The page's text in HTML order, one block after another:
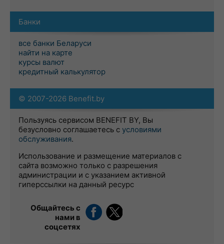
Банки
все банки Беларуси
найти на карте
курсы валют
кредитный калькулятор
© 2007-2026 Benefit.by
Пользуясь сервисом BENEFIT BY, Вы
безусловно соглашаетесь с условиями
обслуживания.
Использование и размещение материалов с
сайта возможно только с разрешения
администрации и с указанием активной
гиперссылки на данный ресурс
Общайтесь с
нами в
соцсетях